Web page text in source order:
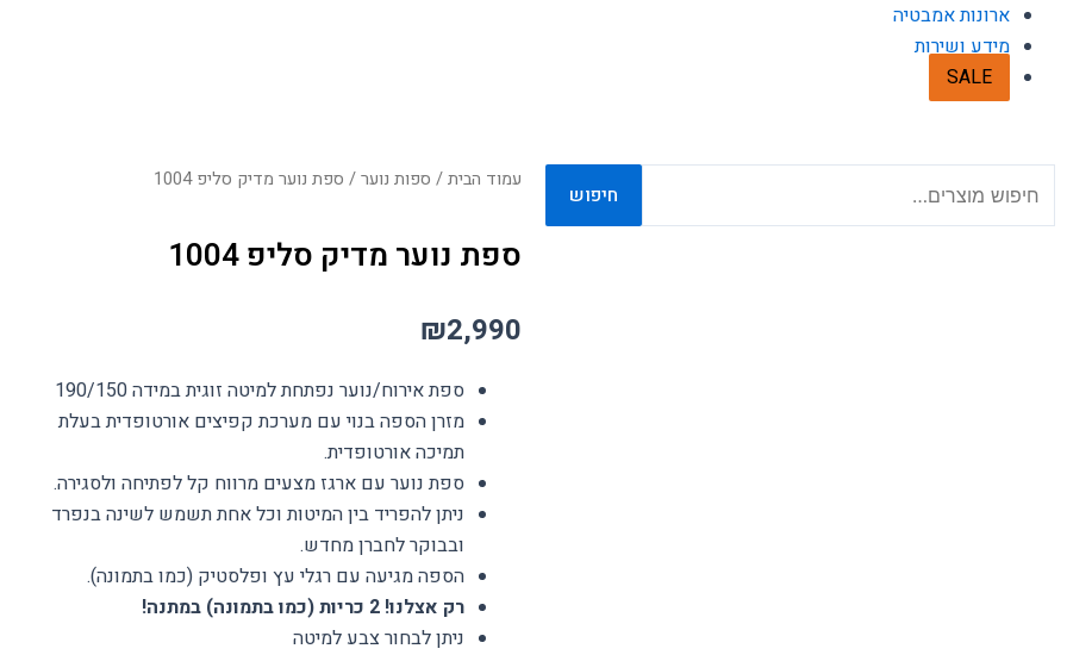
ארונות אמבטיה
מידע ושירות
SALE
עבור:
חיפוש
עמוד הבית/ ספות נוער/ ספת נוער מדיק סליפ 1004
ספת נוער מדיק סליפ 1004
₪2,990
ספת אירוח/נוער נפתחת למיטה זוגית במידה 190/150
מזרן הספה בנוי עם מערכת קפיצים אורטופדית בעלת
תמיכה אורטופדית.
ספת נוער עם ארגז מצעים מרווח קל לפתיחה ולסגירה.
ניתן להפריד בין המיטות וכל אחת תשמש לשינה בנפרד
ובבוקר לחברן מחדש.
הספה מגיעה עם רגלי עץ ופלסטיק (כמו בתמונה).
רק אצלנו! 2 כריות (כמו בתמונה) במתנה!
ניתן לבחור צבע למיטה